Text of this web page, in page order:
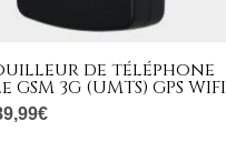
de téléphone
3G (UMTS) GPS WIFI
€